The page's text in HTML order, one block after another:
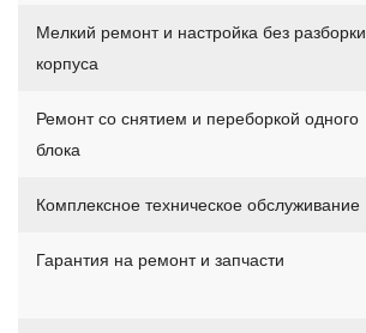
Мелкий ремонт и настройка без разборки
корпуса
Ремонт со снятием и переборкой одного
блока
Комплексное техническое обслуживание
Гарантия на ремонт и запчасти